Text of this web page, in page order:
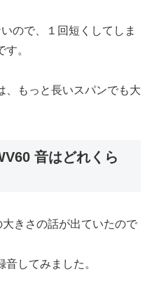
ので、１回短くしてしま
。
、もっと長いスパンでも大
音はどれくら
きさの話が出ていたので
音してみました。